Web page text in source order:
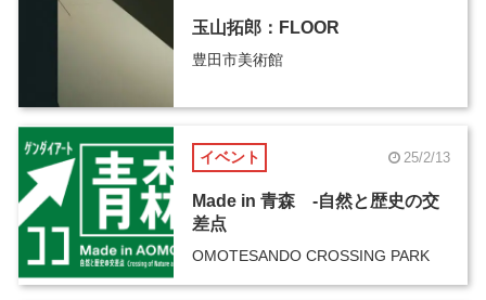
玉山拓郎：FLOOR
豊田市美術館
イベント 25/2/13
Made in 青森 -自然と歴史の交
差点
OMOTESANDO CROSSING PARK